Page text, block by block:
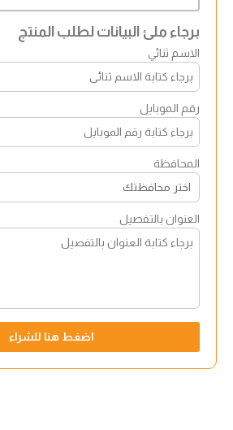
برجاء ملئ البيانات لطلب المنتج
الاسم ثنائي
رقم الموبايل
المحافظة
العنوان بالتفصيل
اضغط هنا للشراء